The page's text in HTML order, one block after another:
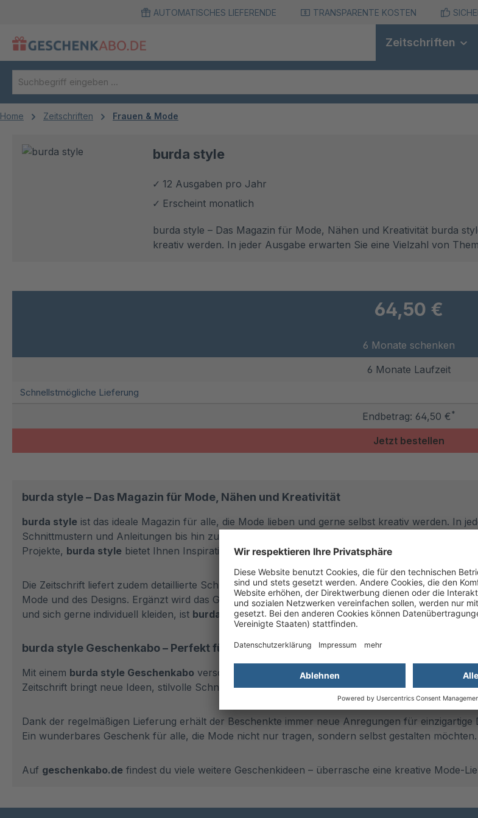
Zur Hauptnavigation springenAUTOMATISCHES LIEFERENDE TRANSPARENTE KOSTEN
Zeitschriften
Home Zeitschriften Frauen & Mode
burda style
12 Ausgaben pro Jahr
Erscheint monatlich
burda style – Das Magazin für Mode, Nähen und Kreativität burda
kreativ werden. In jeder Ausgabe erwarten Sie eine Vielzahl von
64,50 €
6 Monate schenken
6 Monate Laufzeit
Endbetrag: 64,50 €*
Jetzt bestellen
burda style – Das Magazin für Mode, Nähen und Kreativität
burda style ist das ideale Magazin für alle, die Mode lieben und gerne selbst kreativ werden. In
Schnittmustern und Anleitungen bis hin zu den neuesten Modetrends und Styling-Tipps. Ob
Projekte, burda style bietet Ihnen Inspiration und professionelle Anleitungen für Ihre eigenen
Die Zeitschrift liefert zudem detaillierte Schritt-für-Schritt-Anleitungen, wertvolle Tipps zur
Mode und des Designs. Ergänzt wird das Ganze durch Styling-Ideen, Interviews mit Designern
und sich gerne individuell kleiden, ist burda styleunverzichtbar.
burda style Geschenkabo – Perfekt für Näh- und Modebegeisterte
Mit einem burda style Geschenkabo verschenkst du nicht nur inspirierende Nähprojekte,
Zeitschrift bringt neue Ideen, stilvolle Schnittmuster und professionelle Tipps für Nähbegeisterte.
Dank der regelmäßigen Lieferung erhält der Beschenkte immer neue Anregungen für
Ein wunderbares Geschenk für alle, die Mode nicht nur tragen, sondern selbst gestalten möchten.
Auf geschenkabo.de findest du viele weitere Geschenkideen – überrasche eine kreative Mode-